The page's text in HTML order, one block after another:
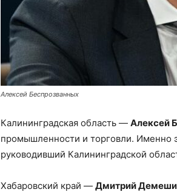
Алексей Беспрозванных
Калининградская область — Алексей
промышленности и торговли. Именно
руководивший Калининградской
Хабаровский край — Дмитрий